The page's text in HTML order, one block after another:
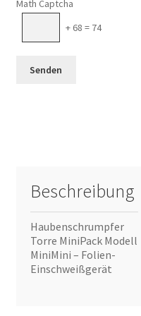
Math Captcha
+ 68 = 74
Beschreibung
Haubenschrumpfer
Torre MiniPack Modell
MiniMini – Folien-
Einschweißgerät